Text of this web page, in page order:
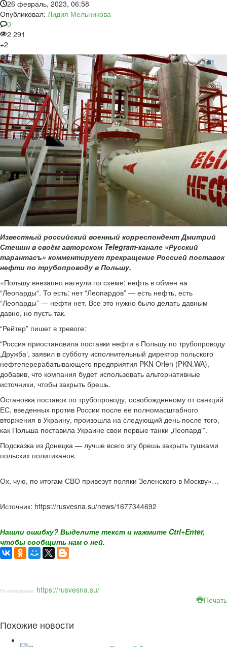
26 февраль, 2023, 06:58
Опубликовал: Лидия Мельникова
0
2 291
+2
Известный российский военный корреспондент Дмитрий
Стешин в своём авторском Telegram-канале «Русский
тарантасъ» комментирует прекращение Россией поставок
нефти по трубопроводу в Польшу.
«Польшу внезапно нагнули по схеме: нефть в обмен на
“Леопарды“. То есть: нет “Леопардов” — есть нефть, есть
“Леопарды” — нефти нет. Все это нужно было делать давным
давно, но пусть так.
“Рейтер” пишет в тревоге:
“Россия приостановила поставки нефти в Польшу по трубопроводу
‚Дружба‘, заявил в субботу исполнительный директор польского
нефтеперерабатывающего предприятия PKN Orlen (PKN.WA),
добавив, что компания будет использовать альтернативные
источники, чтобы закрыть брешь.
Остановка поставок по трубопроводу, освобожденному от санкций
ЕС, введенных против России после ее полномасштабного
вторжения в Украину, произошла на следующий день после того,
как Польша поставила Украине свои первые танки ‚Леопард‘”.
Подсказка из Донецка — лучше всего эту брешь закрыть тушками
польских политиканов.
Ох, чую, по итогам СВО привезут поляки Зеленского в Москву»…
Источник: https://rusvesna.su/news/1677344692
Нашли ошибку? Выделите текст и нажмите Ctrl+Enter,
чтобы сообщить нам о ней.
По материалам: https://rusvesna.su/
Печать
Похожие новости